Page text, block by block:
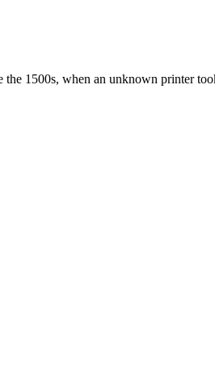
1500s, when an unknown printer